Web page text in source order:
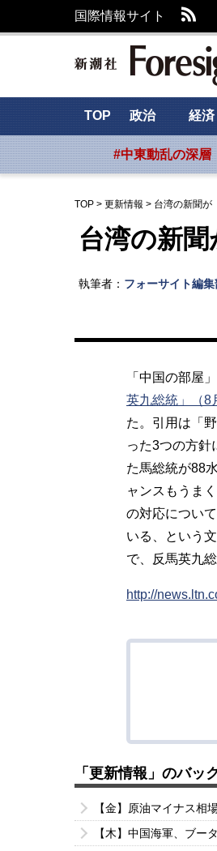
国際情報サイト
TOP 政治 経済
#中東動乱の深層
TOP > 更新情報 > 台湾の新聞が
台湾の新
執筆者： フォーサイト編集
「中国の部屋
英九総統」（8
た。引用は「
った3つの方針
た馬総統が88
ャンスもうま
の対応につい
いる、という
で、反馬英九
http://
「更新情報」のバッ
【金】原油マイナス相
【木】中国海軍、ブー